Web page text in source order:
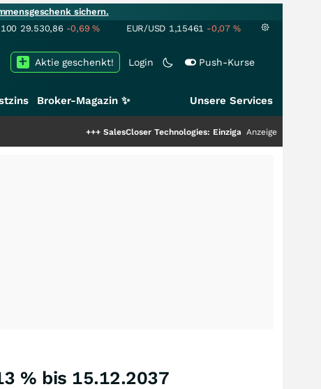
sichern.
100 29.530,86 -0,69% EUR/USD 1,15461 -0,07 %
Login Push-Kurse
Aktie geschenkt!
Broker-Magazin ✨ Unsere Services
SalesCloser Technologies: Einzigartige Leistung zieht die
Anzeige
% bis 15.12.2037